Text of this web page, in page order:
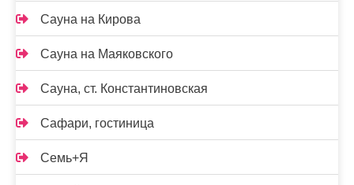
Сауна на Кирова
Сауна на Маяковского
Сауна, ст. Константиновская
Сафари, гостиница
Семь+Я